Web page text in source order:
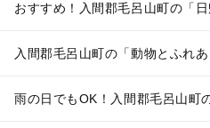
おすすめ！入間郡毛呂山町の「
入間郡毛呂山町の「動物とふれ
雨の日でもOK！入間郡毛呂山町